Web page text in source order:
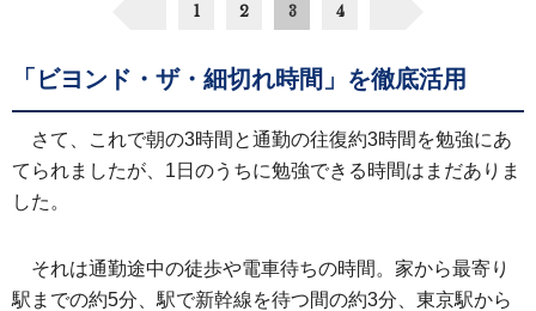
1 2 3 4
「ビヨンド・ザ・細切れ時間」を徹底活用
さて、これで朝の3時間と通勤の往復約3時間を勉強にあ
てられましたが、1日のうちに勉強できる時間はまだありま
した。
それは通勤途中の徒歩や電車待ちの時間。家から最寄り
駅までの約5分、駅で新幹線を待つ間の約3分、東京駅から